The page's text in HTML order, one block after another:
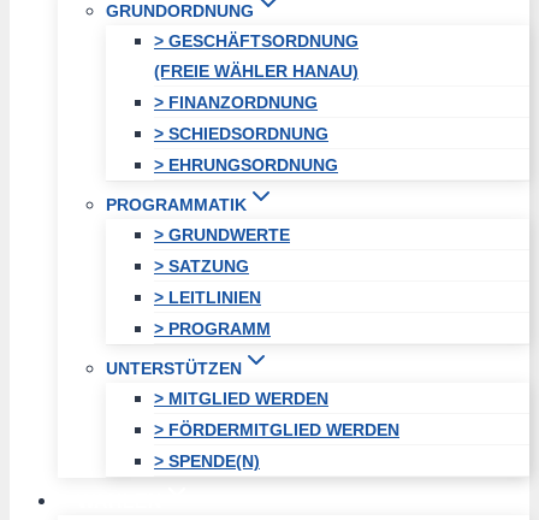
GRUNDORDNUNG
> GESCHÄFTSORDNUNG
(FREIE WÄHLER HANAU)
> FINANZORDNUNG
> SCHIEDSORDNUNG
> EHRUNGSORDNUNG
PROGRAMMATIK
> GRUNDWERTE
> SATZUNG
> LEITLINIEN
> PROGRAMM
UNTERSTÜTZEN
> MITGLIED WERDEN
> FÖRDERMITGLIED WERDEN
> SPENDE(N)